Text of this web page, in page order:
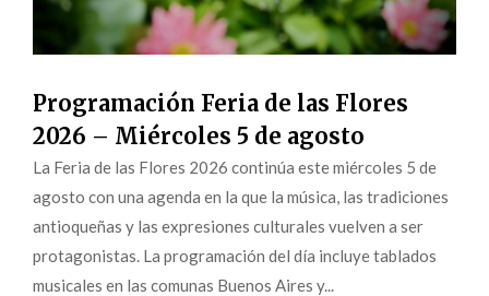
Programación Feria de las Flores
2026 – Miércoles 5 de agosto
La Feria de las Flores 2026 continúa este miércoles 5 de
agosto con una agenda en la que la música, las tradiciones
antioqueñas y las expresiones culturales vuelven a ser
protagonistas. La programación del día incluye tablados
musicales en las comunas Buenos Aires y...